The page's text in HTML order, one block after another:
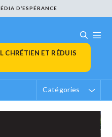
D’ESPÉRANCE
CHRÉTIEN ET RÉDUIS
Catégories